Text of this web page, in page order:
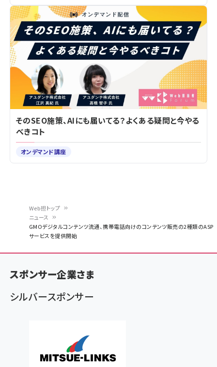
く
ず
Web担トップ
ニュース
GMOデジタルコンテンツ流通、携帯電話向けのコンテンツ販売の2種類のASP
サービスを提供開始
そのSEO施策、AIにも届いてる？よくある疑問と今やる
べきコト
オンデマンド講座
スポンサー企業さま
シルバースポンサー